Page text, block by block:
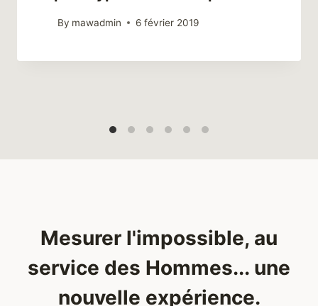
By mawadmin 6 février 2019
Mesurer l'impossible, au
service des Hommes... une
nouvelle expérience.